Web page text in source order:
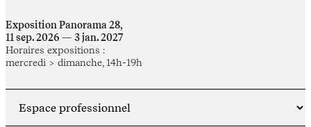
Exposition Panorama 28,
11 sep. 2026 — 3 jan. 2027
Horaires expositions :
mercredi > dimanche, 14h-19h